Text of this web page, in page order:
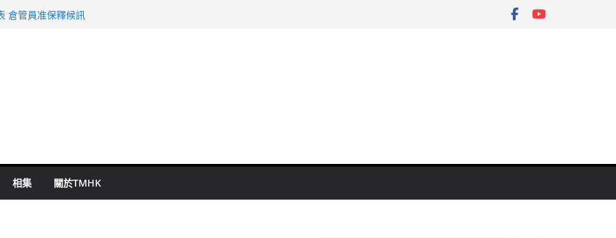
判囚四月
相集 關於TMHK